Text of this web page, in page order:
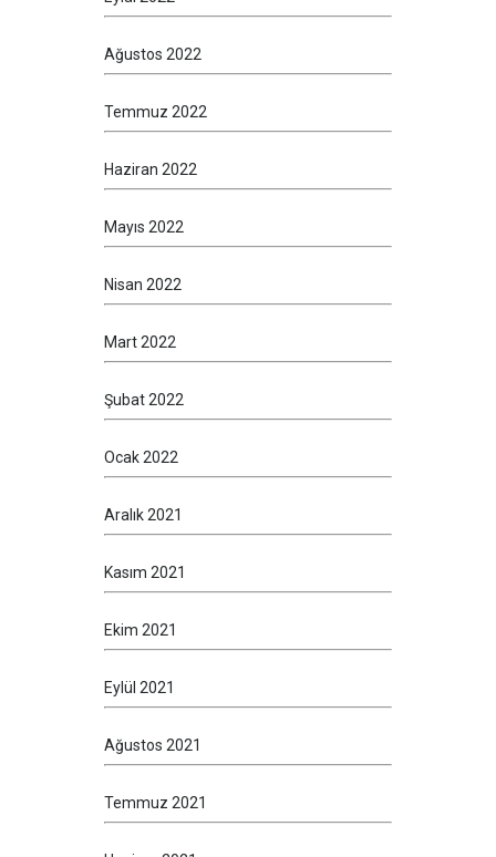
Ağustos 2022
Temmuz 2022
Haziran 2022
Mayıs 2022
Nisan 2022
Mart 2022
Şubat 2022
Ocak 2022
Aralık 2021
Kasım 2021
Ekim 2021
Eylül 2021
Ağustos 2021
Temmuz 2021